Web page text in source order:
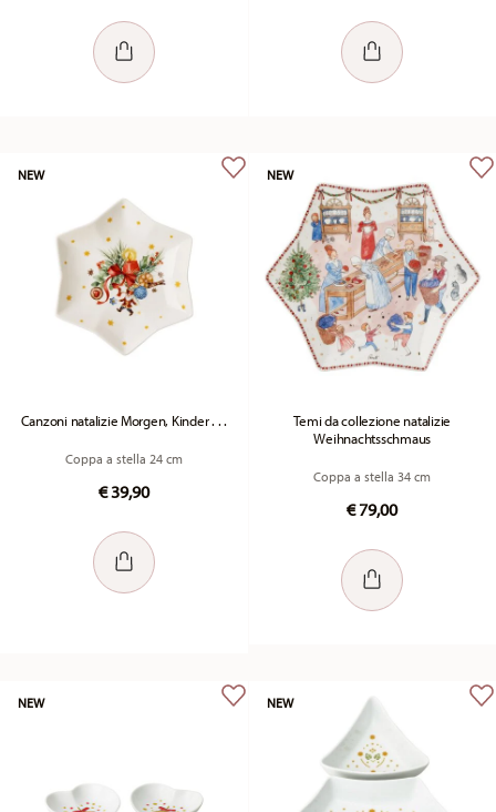
Canzoni natalizie Morgen, Kinder . . .
Coppa a stella 24 cm
€ 39,90
NEW
Temi da collezione natalizie
Weihnachtsschmaus
Coppa a stella 34 cm
€ 79,00
NEW
NEW NEW